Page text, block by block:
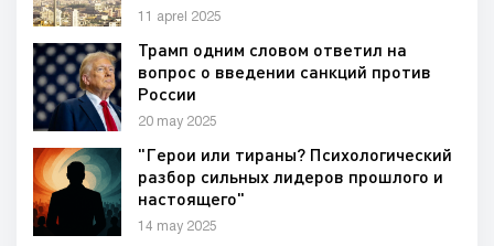
11 aprel 2025
Трамп одним словом ответил на
вопрос о введении санкций против
России
20 may 2025
"Герои или тираны? Психологический
разбор сильных лидеров прошлого и
настоящего"
14 may 2025